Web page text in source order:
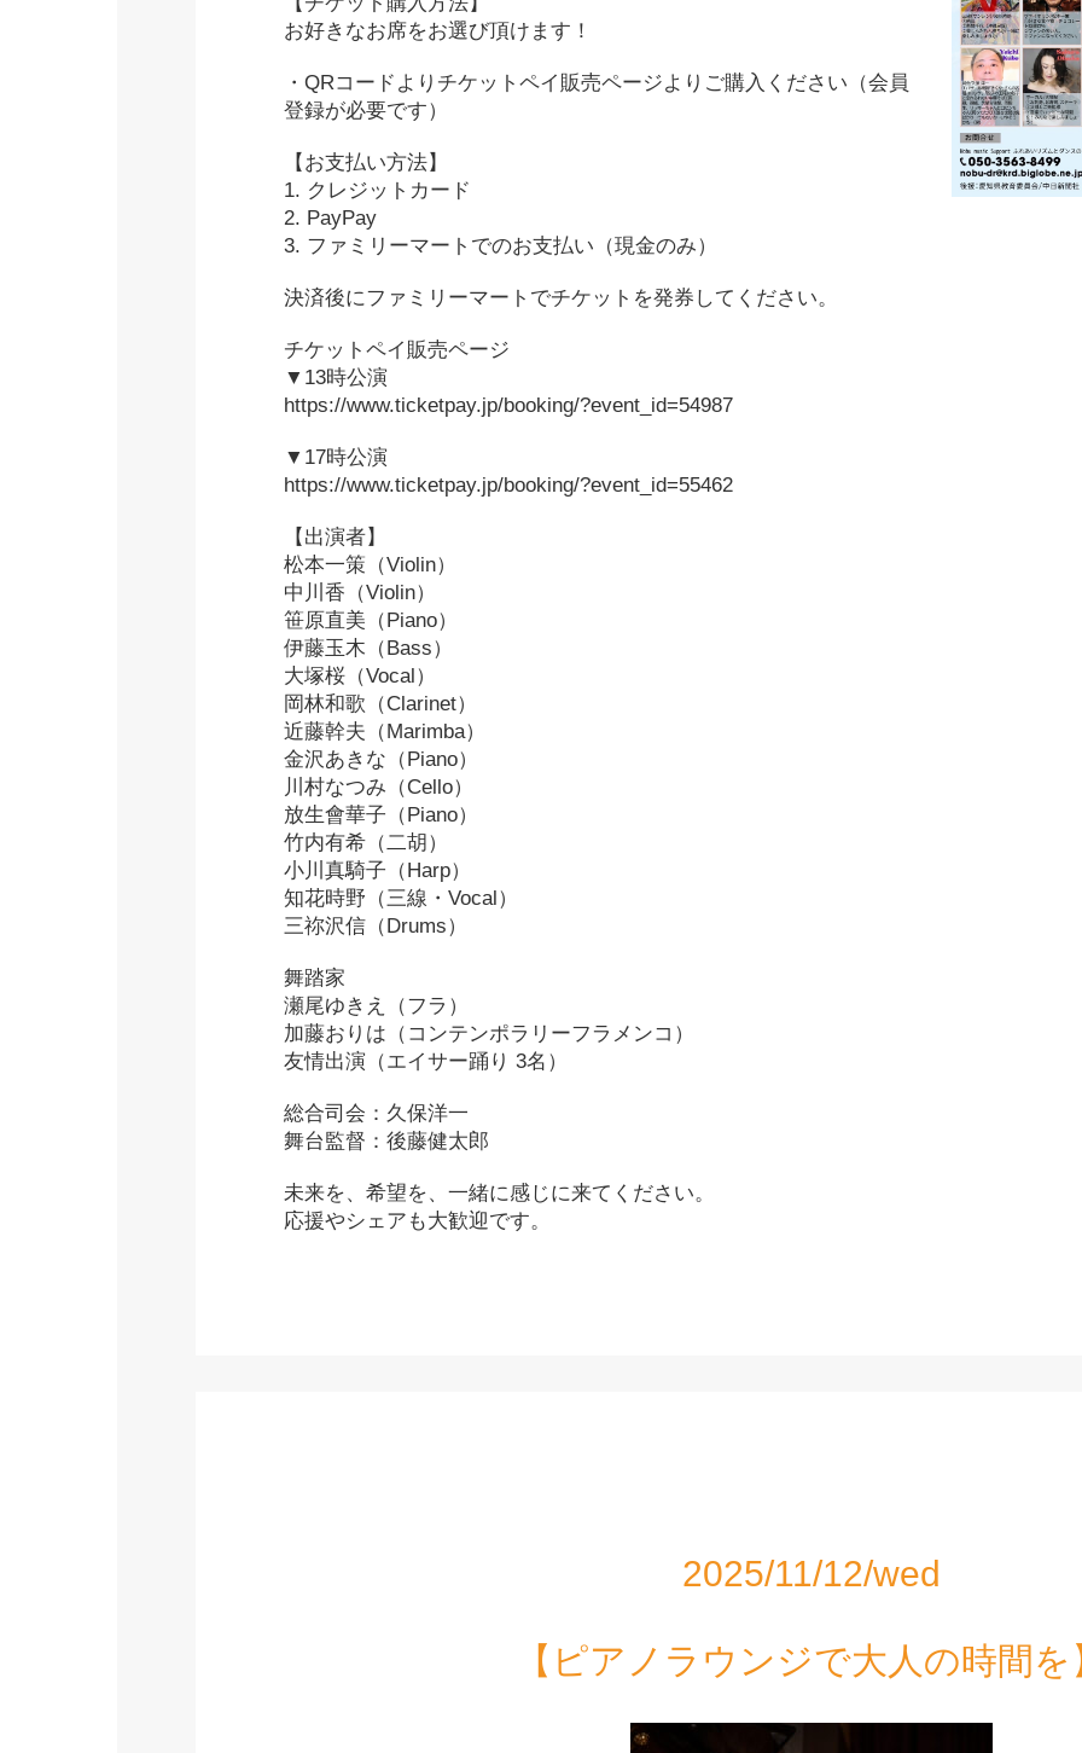
お好きなお席をお選び頂けます！
・QRコードよりチケットペイ販売ページよりご購入ください（会員
登録が必要です）
【お支払い方法】
1. クレジットカード
2. PayPay
3. ファミリーマートでのお支払い（現金のみ）
決済後にファミリーマートでチケットを発券してください。
チケットペイ販売ページ
▼13時公演
https://www.ticketpay.jp/booking/?event_id=54987
▼17時公演
https://www.ticketpay.jp/booking/?event_id=55462
【出演者】
松本一策（Violin）
中川香（Violin）
笹原直美（Piano）
伊藤玉木（Bass）
大塚桜（Vocal）
岡林和歌（Clarinet）
近藤幹夫（Marimba）
金沢あきな（Piano）
川村なつみ（Cello）
放生會華子（Piano）
竹内有希（二胡）
小川真騎子（Harp）
知花時野（三線・Vocal）
三祢沢信（Drums）
舞踏家
瀬尾ゆきえ（フラ）
加藤おりは（コンテンポラリーフラメンコ）
友情出演（エイサー踊り 3名）
総合司会：久保洋一
舞台監督：後藤健太郎
未来を、希望を、一緒に感じに来てください。
応援やシェアも大歓迎です。
2025/11/12/wed
【ピアノラウンジで大人の時間を